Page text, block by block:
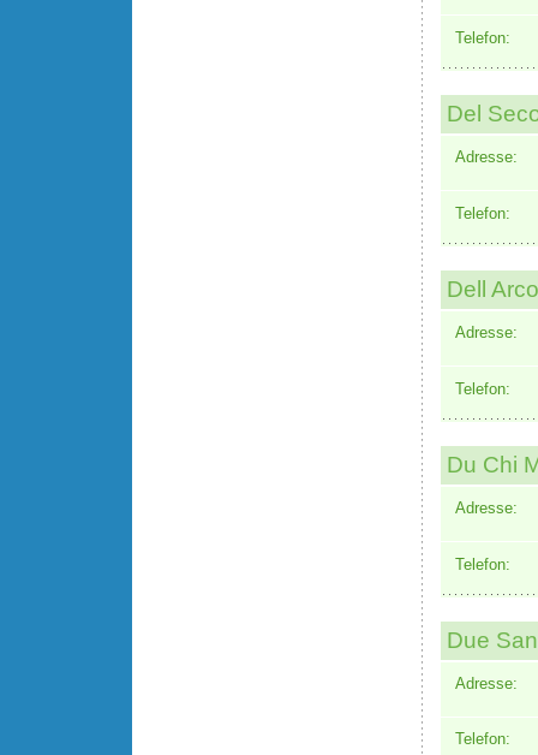
Telefon:
Del
Adresse:
Telefon:
Dell Arco
Adresse:
Telefon:
Du Chi
Adresse:
Telefon:
Due
Adresse:
Telefon: